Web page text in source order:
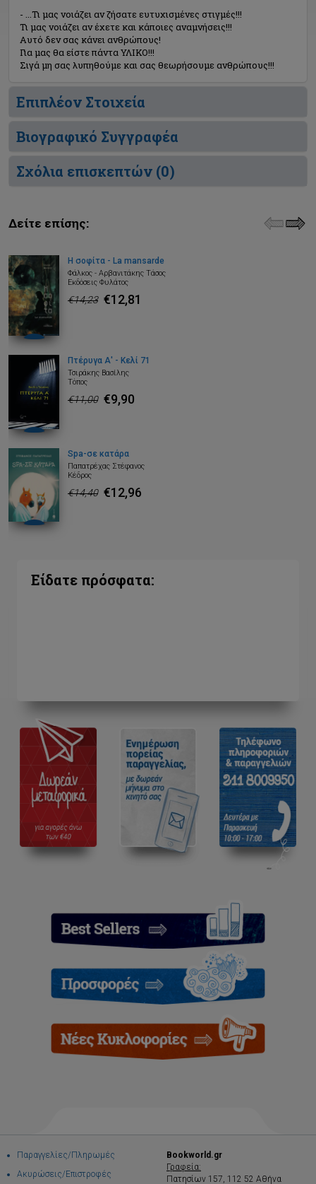
- ...Τι μας νοιάζει αν ζήσατε ευτυχισμένες στιγμές!!!
Τι μας νοιάζει αν έχετε και κάποιες αναμνήσεις!!!
Αυτό δεν σας κάνει ανθρώπους!
Για μας θα είστε πάντα ΥΛΙΚΟ!!!
Σιγά μη σας λυπηθούμε και σας θεωρήσουμε ανθρώπους!!!
Επιπλέον Στοιχεία
Βιογραφικό Συγγραφέα
Σχόλια επισκεπτών (0)
Δείτε επίσης:
Η σοφίτα - La mansarde
Φάλκος - Αρβανιτάκης Τάσος
Εκδόσεις Φυλάτος
€14,23 €12,81
Πτέρυγα Α' - Κελί 71
Τσιράκης Βασίλης
Τόπος
€11,00 €9,90
Spa-σε κατάρα
Παπατρέχας Στέφανος
Κέδρος
€14,40 €12,96
Είδατε πρόσφατα:
Παραγγελίες/Πληρωμές
Ακυρώσεις/Επιστροφές
Bookworld.gr
Γραφεία:
Πατησίων 157, 112 52 Αθήνα